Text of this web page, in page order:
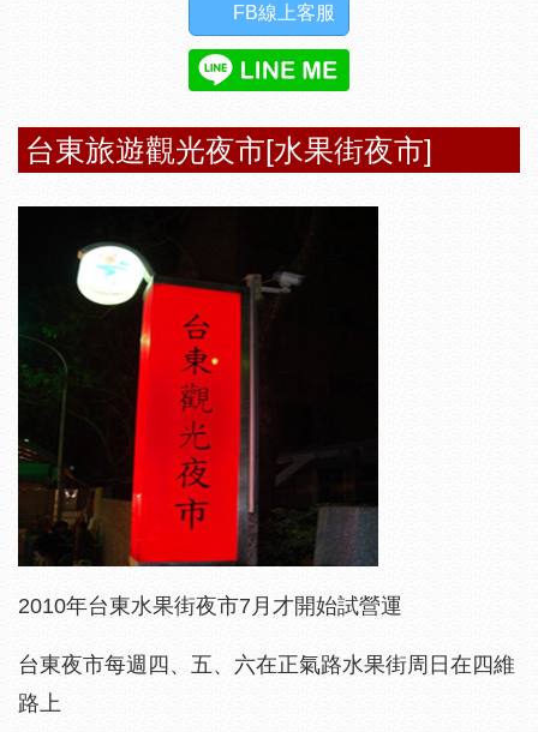
FB線上客服
台東旅遊觀光夜市[水果街夜市]
2010年台東水果街夜市7月才開始試營運
台東夜市每週四、五、六在正氣路水果街周日在四維
路上